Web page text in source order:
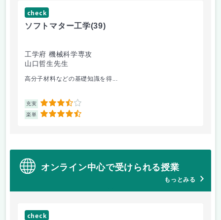
check
ソフトマター工学(39)
工学府 機械科学専攻
山口哲生先生
高分子材料などの基礎知識を得...
充実 3.5
楽単 4.5
オンライン中心で受けられる授業
もっとみる
check